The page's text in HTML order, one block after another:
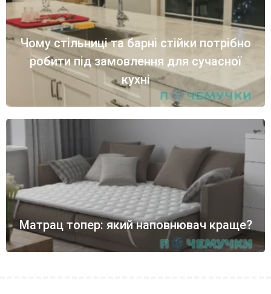
Чому стільниці та барні стійки потрібно
робити під замовлення для сучасної
кухні
Матрац топер: який наповнювач краще?